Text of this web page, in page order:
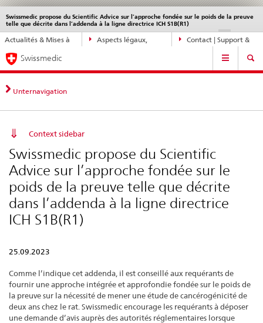
Navigation
directe:
actualités,
bases
juridiques,
contact
Actualités & Mises à
Aspects légaux,
Contact | Support &
Swissmedic propose du Scientific Advice sur l’approche fondée sur le poids de la preuve
telle que décrite dans l’addenda à la ligne directrice ICH S1B(R1)
DE EN
Service
navigation
Navigation
Swissmedic
Unternavigation
Context sidebar
Swissmedic propose du Scientific
Advice sur l’approche fondée sur le
poids de la preuve telle que décrite
dans l’addenda à la ligne directrice
ICH S1B(R1)
25.09.2023
Comme l’indique cet addenda, il est conseillé aux requérants de
fournir une approche intégrée et approfondie fondée sur le poids de
la preuve sur la nécessité de mener une étude de cancérogénicité de
deux ans chez le rat. Swissmedic encourage les requérants à déposer
une demande d’avis auprès des autorités réglementaires lorsque